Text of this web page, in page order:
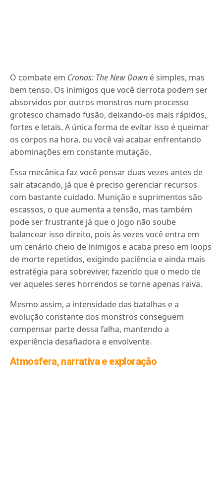
O combate em Cronos: The New Dawn é simples, mas
bem tenso. Os inimigos que você derrota podem ser
absorvidos por outros monstros num processo
grotesco chamado fusão, deixando-os mais rápidos,
fortes e letais. A única forma de evitar isso é queimar
os corpos na hora, ou você vai acabar enfrentando
abominações em constante mutação.
Essa mecânica faz você pensar duas vezes antes de
sair atacando, já que é preciso gerenciar recursos
com bastante cuidado. Munição e suprimentos são
escassos, o que aumenta a tensão, mas também
pode ser frustrante já que o jogo não soube
balancear isso direito, pois às vezes você entra em
um cenário cheio de inimigos e acaba preso em loops
de morte repetidos, exigindo paciência e ainda mais
estratégia para sobreviver, fazendo que o medo de
ver aqueles seres horrendos se torne apenas raiva.
Mesmo assim, a intensidade das batalhas e a
evolução constante dos monstros conseguem
compensar parte dessa falha, mantendo a
experiência desafiadora e envolvente.
Atmosfera, narrativa e exploração